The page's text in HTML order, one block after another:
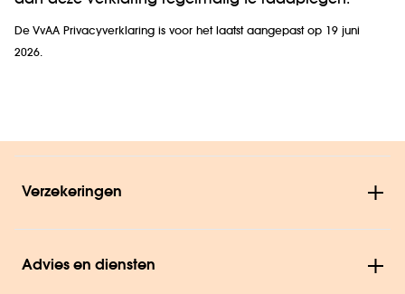
De VvAA Privacyverklaring is voor het laatst aangepast op 19 juni
2026.
Verzekeringen
Advies en diensten